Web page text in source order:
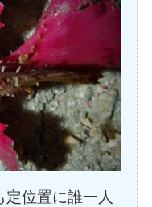
位置に誰一人